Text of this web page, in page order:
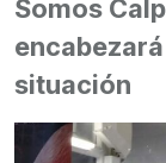
Somos
situación